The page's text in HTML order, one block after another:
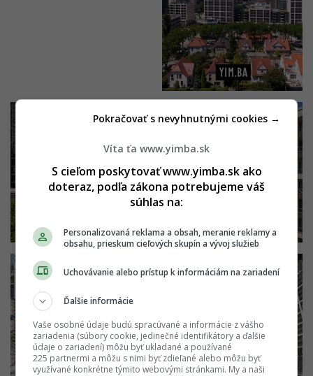
Víta ťa www.yimba.sk
S cieľom poskytovať www.yimba.sk ako
doteraz, podľa zákona potrebujeme váš
súhlas na:
Personalizovaná reklama a obsah, meranie reklamy a
obsahu, prieskum cieľových skupín a vývoj služieb
Uchovávanie alebo prístup k informáciám na zariadení
Ďalšie informácie
Vaše osobné údaje budú spracúvané a informácie z vášho
zariadenia (súbory cookie, jedinečné identifikátory a ďalšie
údaje o zariadení) môžu byť ukladané a používané
225 partnermi a môžu s nimi byť zdieľané alebo môžu byť
využívané konkrétne týmito webovými stránkami. My a naši
Pokračovať s nevyhnutnými cookies →